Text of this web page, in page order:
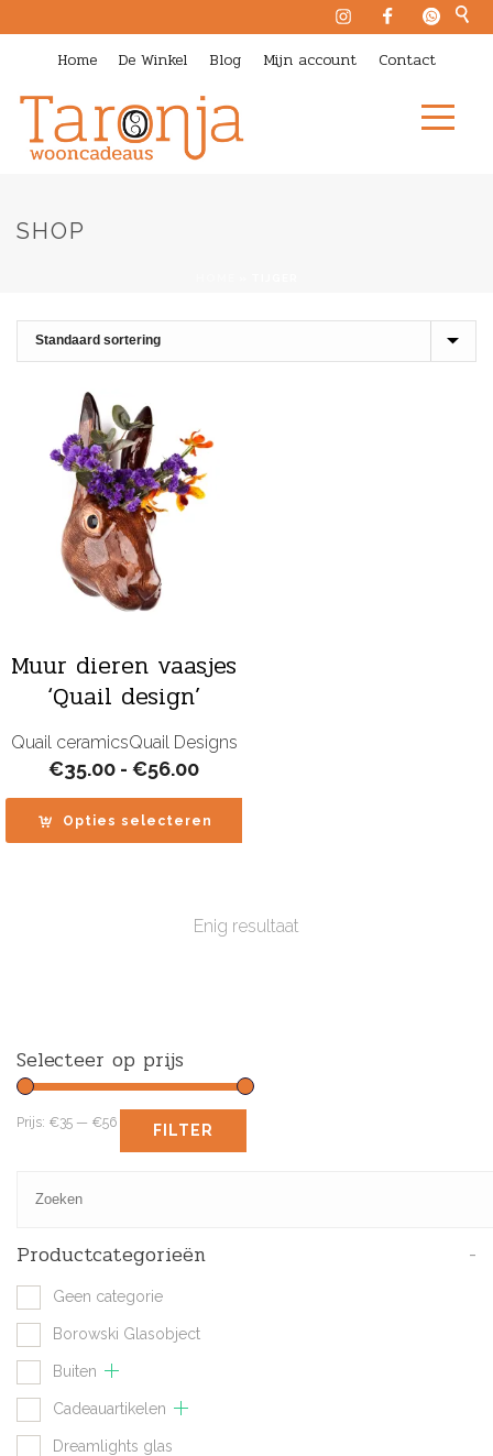
Home De Winkel Blog Mijn account Contact
SHOP
Muur dieren vaasjes
‘Quail design’
Quail ceramicsQuail Designs
€35.00 - €56.00Prijsklasse:
tot
Opties selecteren
Enig resultaat
Selecteer op prijs
FILTER
Prijs: €35 — €56
Productcategorieën -
Geen categorie
Borowski Glasobject
Buiten
Cadeauartikelen
Dreamlights glas